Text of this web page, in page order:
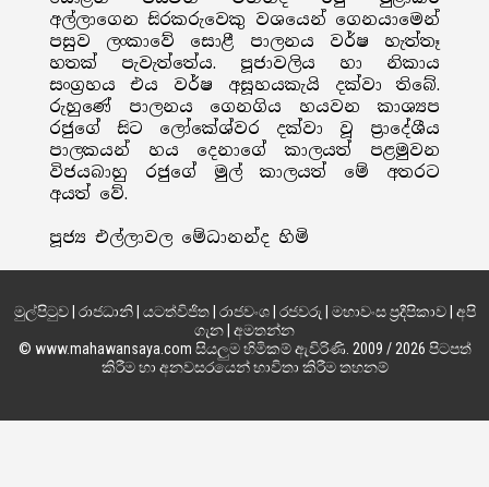
අල්ලාගෙන සිරකරුවෙකු වශයෙන් ගෙනයාමෙන්
පසුව ලංකාවේ සොළී පාලනය වර්ෂ හැත්තෑ
හතක් පැවැත්තේය. පූජාවලිය හා නිකාය
සංග්‍රහය එය වර්ෂ අසූහයකැයි දක්වා තිබේ.
රුහුණේ පාලනය ගෙනගිය හයවන කාශ්‍යප
රජුගේ සිට ලෝකේශ්වර දක්වා වූ ප්‍රාදේශීය
පාලකයන් හය දෙනාගේ කාලයත් පළමුවන
විජයබාහු රජුගේ මුල් කාලයත් මේ අතරට
අයත් වේ.
පූජ්‍ය එල්ලාවල මේධානන්ද හිමි
මුල්පිටුව| රාජධානි| යටත්විජිත| රාජවංශ| රජවරු මහාවංස ප්‍රදීපිකාව| අපි
ගැන අමතන්න
© www.mahawansaya.com සියලුම හිමිකම් ඇවිරිණි. 2009 / 2026 පිටපත්
කිරීම හා අනවසරයෙන් භාවිතා කිරීම තහනම්